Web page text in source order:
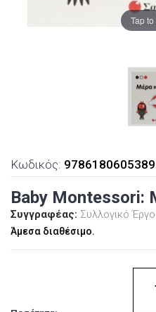
Tap
Κωδικός: 9786180605389
Baby Montessori:
Συγγραφέας: Συλλογικό Έργο
Άμεσα διαθέσιμο.